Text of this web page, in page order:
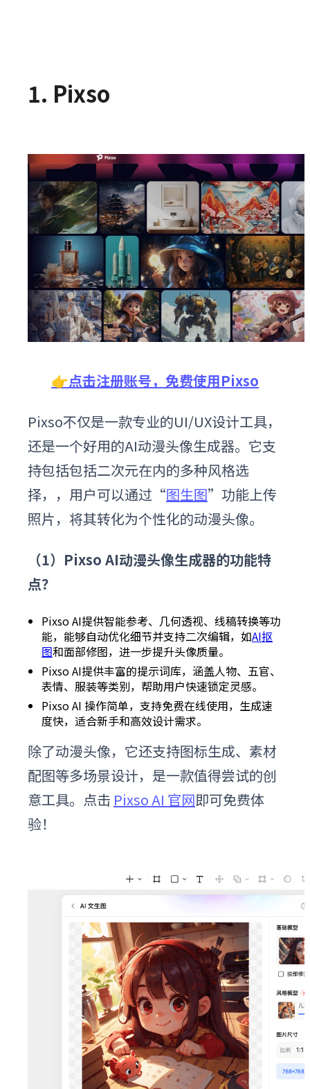
1. Pixso
👉点击注册账号，免费使用Pixso
Pixso不仅是一款专业的UI/UX设计工具，
还是一个好用的AI动漫头像生成器。它支
持包括包括二次元在内的多种风格选
择，，用户可以通过“图生图”功能上传
照片，将其转化为个性化的动漫头像。
（1）Pixso AI动漫头像生成器的功能特
点？
Pixso AI提供智能参考、几何透视、线稿转换等功
能，能够自动优化细节并支持二次编辑，如AI抠
图和面部修图，进一步提升头像质量。
Pixso AI提供丰富的提示词库，涵盖人物、五官、
表情、服装等类别，帮助用户快速锁定灵感。
Pixso AI 操作简单，支持免费在线使用，生成速
度快，适合新手和高效设计需求。
除了动漫头像，它还支持图标生成、素材
配图等多场景设计，是一款值得尝试的创
意工具。点击 Pixso AI 官网即可免费体
验！